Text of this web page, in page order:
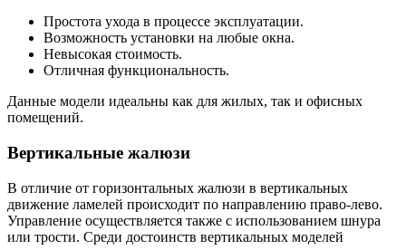
Простота ухода в процессе эксплуатации.
Возможность установки на любые окна.
Невысокая стоимость.
Отличная функциональность.
Данные модели идеальны как для жилых, так и офисных
помещений.
Вертикальные жалюзи
В отличие от горизонтальных жалюзи в вертикальных
движение ламелей происходит по направлению право-лево.
Управление осуществляется также с использованием шнура
или трости. Среди достоинств вертикальных моделей